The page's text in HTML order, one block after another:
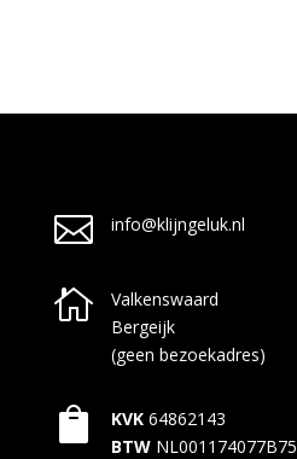
 info@klijngeluk.nl

Valkenswaard
Bergeijk
(geen bezoekadres)
 KVK 64862143
BTW NL001174077B75